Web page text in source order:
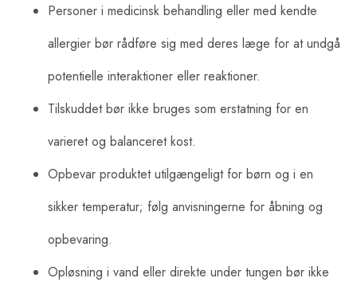
Personer i medicinsk behandling eller med kendte
allergier bør rådføre sig med deres læge for at undgå
potentielle interaktioner eller reaktioner.
Tilskuddet bør ikke bruges som erstatning for en
varieret og balanceret kost.
Opbevar produktet utilgængeligt for børn og i en
sikker temperatur; følg anvisningerne for åbning og
opbevaring.
Opløsning i vand eller direkte under tungen bør ikke